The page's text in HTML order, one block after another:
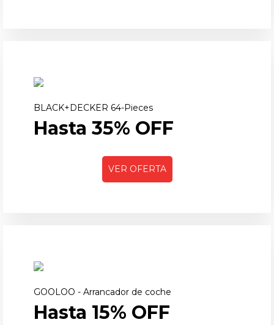
BLACK+DECKER 64-Pieces
Hasta 35% OFF
VER OFERTA
GOOLOO - Arrancador de coche
Hasta 15% OFF